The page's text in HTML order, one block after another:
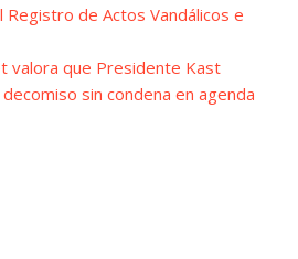
de Actos Vandálicos e
valora que Presidente Kast
sin condena en agenda